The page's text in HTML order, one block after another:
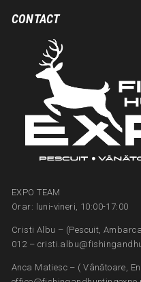
CONTACT
EXPO TEAM
Orar: luni-vineri, 10:00-17:00
Cristi Albu – (Pescuit,
012 –
Anca Matiesc – ( Vânătoare,